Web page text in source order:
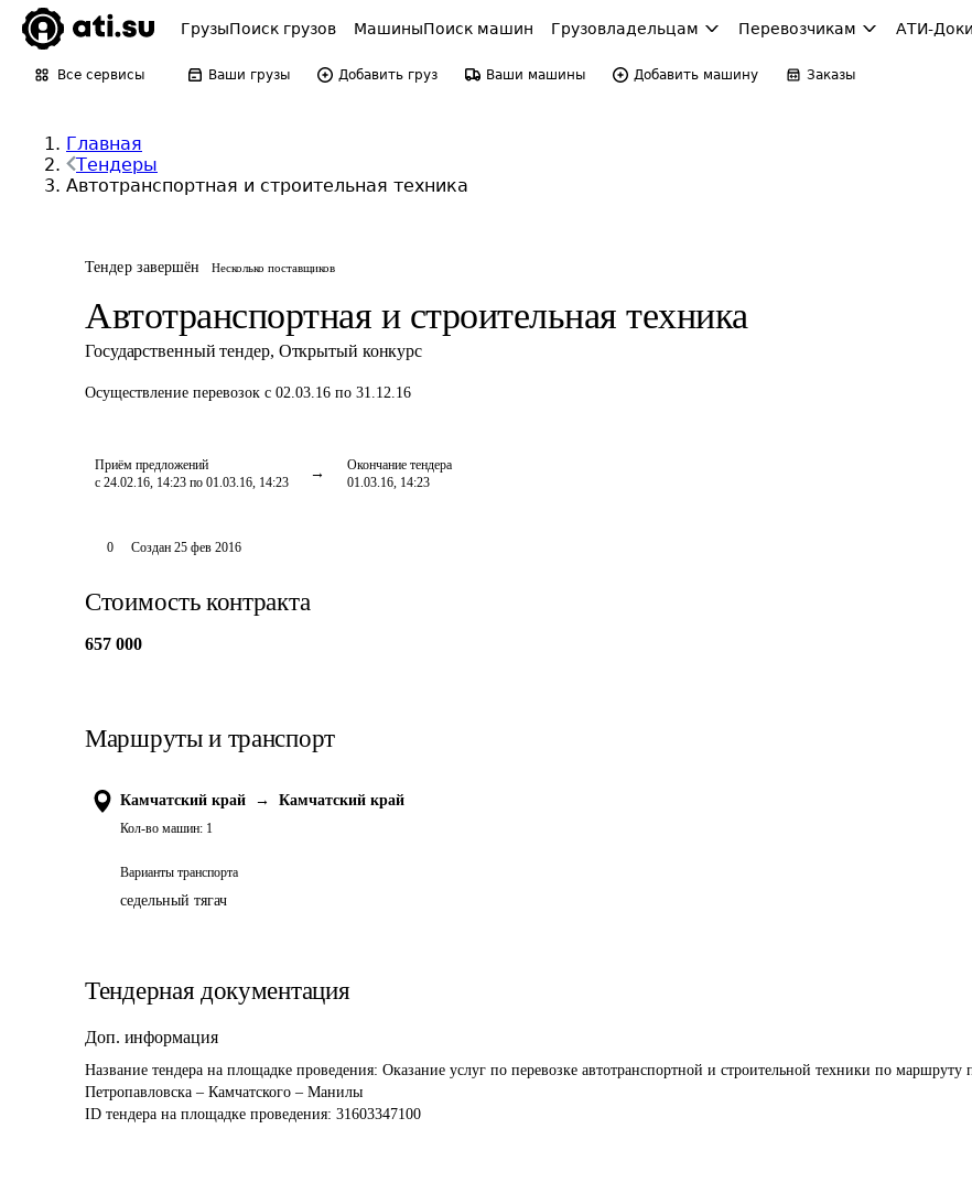
ГрузыПоиск грузов МашиныПоиск машин Грузовладельцам Перевозчикам АТИ-Доки
Все сервисы Ваши грузы Добавить груз Ваши машины Добавить машину Заказы
Главная
Тендеры
Автотранспортная и строительная техника
Тендер завершён Несколько поставщиков
Автотранспортная и строительная техника
Государственный тендер, Открытый конкурс
Осуществление перевозок с 02.03.16 по 31.12.16
Приём предложений
с 24.02.16, 14:23 по 01.03.16, 14:23
Окончание тендера
01.03.16, 14:23
0 Создан 25 фев 2016
Стоимость контракта
657 000
Маршруты и транспорт
Камчатский край → Камчатский край
Кол-во машин: 1
Варианты транспорта
седельный тягач
Тендерная документация
Доп. информация
Название тендера на площадке проведения: Оказание услуг по перевозке автотранспортной и строительной техники по маршруту
Петропавловска – Камчатского – Манилы
ID тендера на площадке проведения: 31603347100